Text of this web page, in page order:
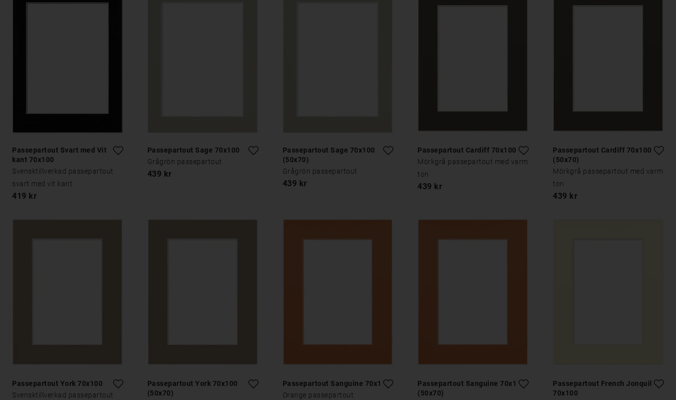
Passepartout Svart med Vit
kant 70x100
Svensktillverkad passepartout
svart med vit kant
419 kr
Passepartout Sage 70x100
Grågrön passepartout
439 kr
Passepartout Sage 70x100
(50x70)
Grågrön passepartout
439 kr
Passepartout Cardiff 70x100
Mörkgrå passepartout med varm
ton
439 kr
Passepartout Cardiff 70x100
(50x70)
Mörkgrå passepartout med varm
ton
439 kr
Passepartout York 70x100
Svensktillverkad passepartout
Passepartout York 70x100
(50x70)
Passepartout Sanguine 70x100
Orange passepartout
Passepartout Sanguine 70x100
(50x70)
Passepartout French Jonquil
70x100